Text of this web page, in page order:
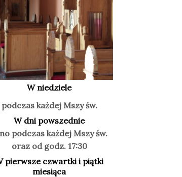
W niedziele
podczas każdej Mszy św.
W dni powszednie
podczas każdej Mszy św.
oraz od godz. 17:30
pierwsze czwartki i piątki
miesiąca